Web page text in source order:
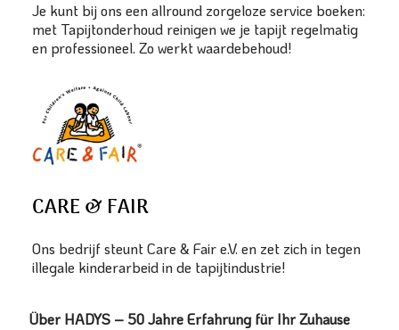
Je kunt bij ons een allround zorgeloze service boeken:
met Tapijtonderhoud reinigen we je tapijt regelmatig
en professioneel. Zo werkt waardebehoud!
CARE & FAIR
Ons bedrijf steunt Care & Fair e.V. en zet zich in tegen
illegale kinderarbeid in de tapijtindustrie!
Über HADYS – 50 Jahre Erfahrung für Ihr Zuhause